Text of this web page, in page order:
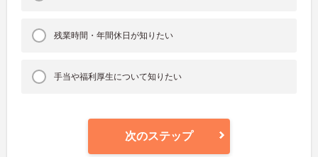
残業時間・年間休日が知りたい
手当や福利厚生について知りたい
次のステップ